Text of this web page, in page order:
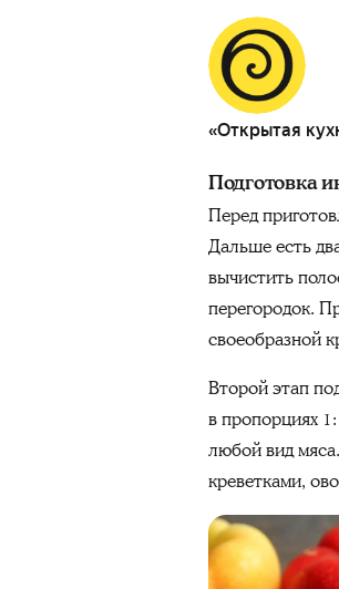
«Открытая
Подготовка
Перед
Дальше есть
вычистить
перегородок.
своеобразной
Второй этап
в пропорциях
любой вид
креветками,